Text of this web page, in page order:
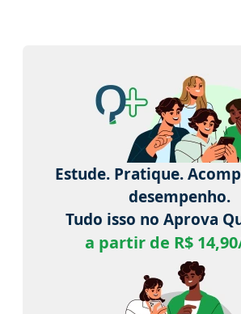
Estude. Pratique.
desempenho.
Tudo isso no Aprova
a partir de R$